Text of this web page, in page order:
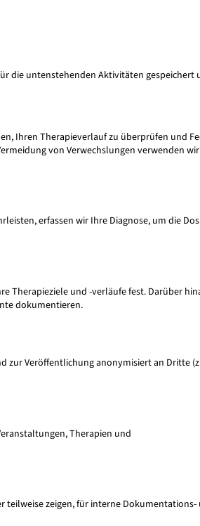
die untenstehenden Aktivitäten gespeichert
Ihren Therapieverlauf zu überprüfen und
von Verwechslungen verwenden
erfassen wir Ihre Diagnose, um die
Therapieziele und -verläufe fest. Darüber
dokumentieren.
zur Veröffentlichung anonymisiert an Dritte
Therapien und
teilweise zeigen, für interne Dokumentations-